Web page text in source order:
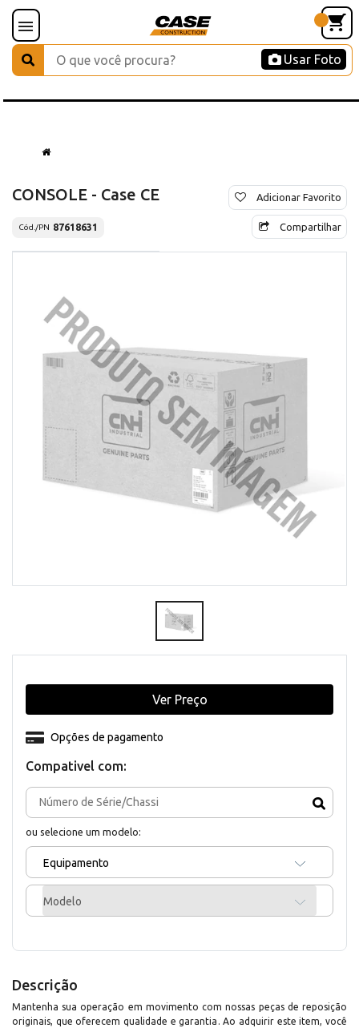
Usar Foto
CONSOLE - Case CE
Cód./PN 87618631
Adicionar Favorito
Compartilhar
Compativel com:
ou selecione um modelo:
Equipamento
Modelo
Opções de pagamento
Ver Preço
Descrição
Mantenha sua operação em movimento com nossas peças de reposição
originais, que oferecem qualidade e garantia. Ao adquirir este item, você